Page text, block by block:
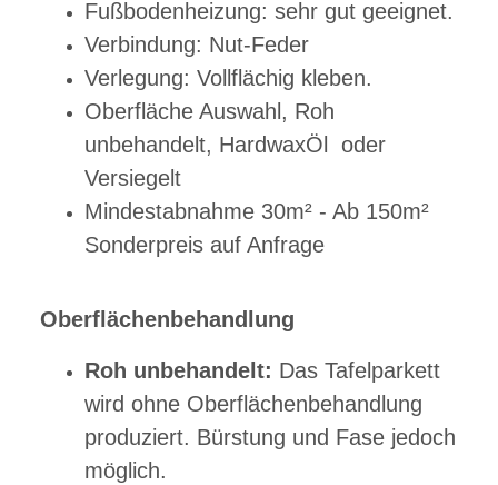
Fußbodenheizung: sehr gut geeignet.
Verbindung: Nut-Feder
Verlegung: Vollflächig kleben.
Oberfläche Auswahl, Roh
unbehandelt, HardwaxÖl oder
Versiegelt
Mindestabnahme 30m² - Ab 150m²
Sonderpreis auf Anfrage
Oberflächenbehandlung
Roh unbehandelt: Das Tafelparkett
wird ohne Oberflächenbehandlung
produziert. Bürstung und Fase jedoch
möglich.